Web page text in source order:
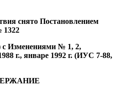
снято Постановлением
1322
Изменениями № 1, 2,
г., январе 1992 г. (ИУС 7-88,